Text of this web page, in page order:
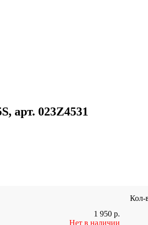
арт. 023Z4531
1 950 р.
Нет в наличии
Кол-